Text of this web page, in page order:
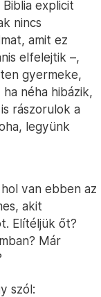
explicit
nincs
amit ez
elfelejtik –,
gyermeke,
néha hibázik,
rászorulok a
legyünk
van ebben az
akit
Elítéljük őt?
Már
szól: